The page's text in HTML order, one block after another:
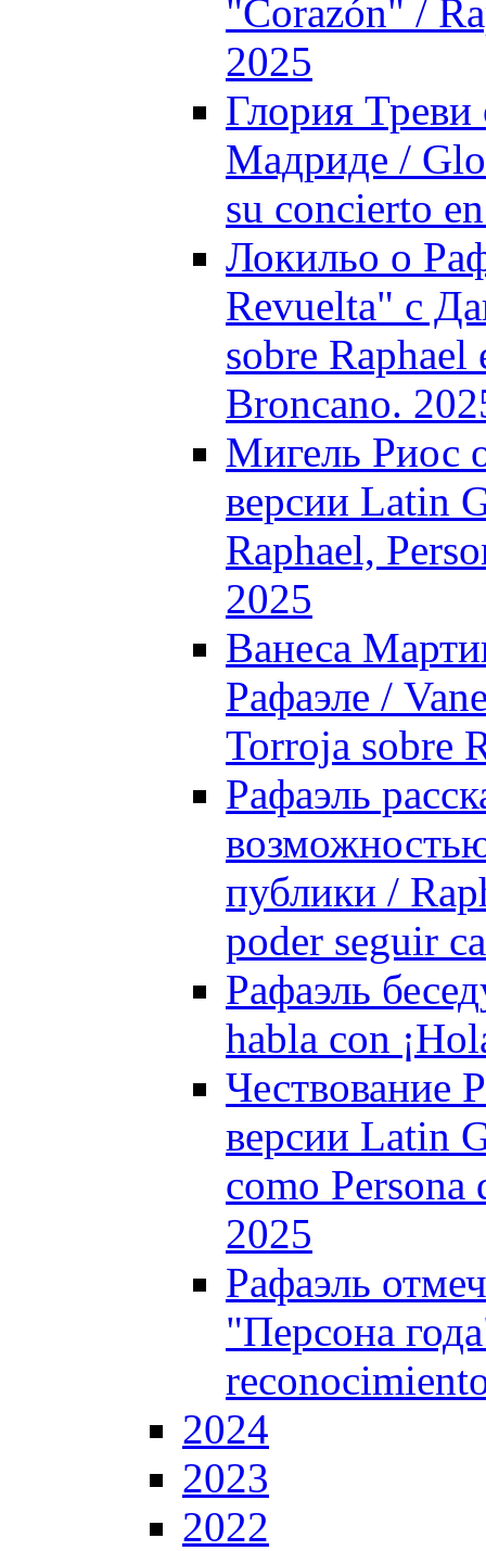
"Corazón" /
2025
Глория Треви
Мадриде /
su concierto
Локильо о
Revuelta" с
sobre
Broncano.
Мигель Риос
версии Latin
Raphael,
2025
Ванеса
Рафаэле /
Torroja sobre
Рафаэль
публики /
poder seguir
Рафаэль
habla con
Чествование
версии Latin
como
2025
Рафаэль
"Персона
2024
2023
2022